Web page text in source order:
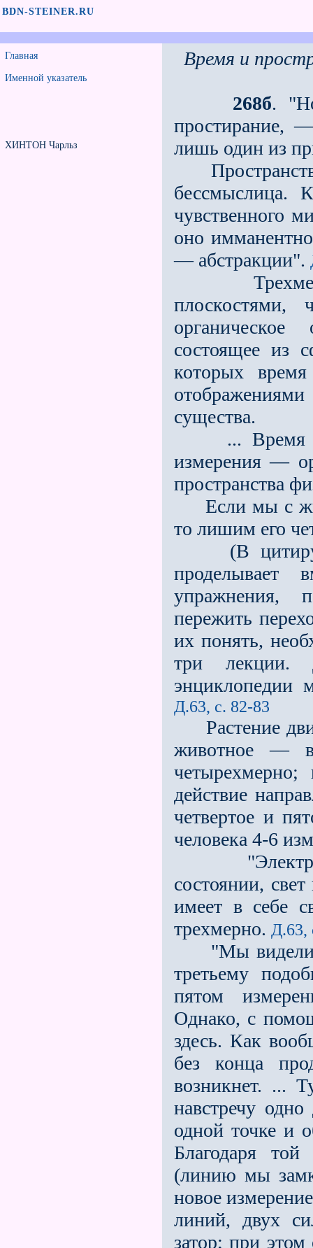
BDN-STEINER.RU
Главная
Именной указатель
ХИНТОН Чарльз
Время и
268б.
простирание,
лишь один из
бессмыслица.
чувственного
оно
— абстракции".
органическое
состоящее из
которых
существа.
... Время
измерения —
пространства
Если мы с
то лишим его
(В
проделывает
упражнения,
пережить
их понять,
три лекции.
Д.63, с. 82-83
Растение
животное —
четырехмерно;
действие
четвертое и
человека 4-6
состоянии,
имеет в себе
трехмерно. Д.63,
"Мы видели,
третьему
пятом
Однако, с
здесь. Как
без конца
возникнет. ...
навстречу
одной точке и
Благодаря
(линию мы
новое
линий, двух
затор; при